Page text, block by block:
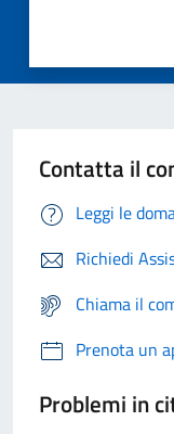
Contatta il
Leggi le
Richiedi
Chiama il
Prenota un
Problemi in